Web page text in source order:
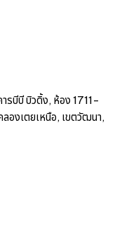
บีบี บิวดิ้ง, ห้อง 1711-
องเตยเหนือ, เขตวัฒนา,